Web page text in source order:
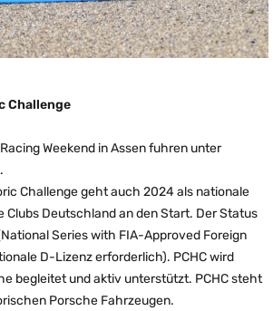
Challenge
Weekend in Assen fuhren unter
Challenge geht auch 2024 als nationale
Clubs Deutschland an den Start. Der Status
Series with FIA-Approved Foreign
D-Lizenz erforderlich). PCHC wird
begleitet und aktiv unterstützt. PCHC steht
Porsche Fahrzeugen.